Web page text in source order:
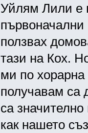
Уйлям Лили е
първоначални
ползвах
тази на Кох.
ми по хорарна
получавам са
са
как нашето